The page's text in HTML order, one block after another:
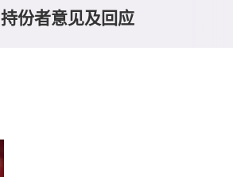
持份者意见及回应